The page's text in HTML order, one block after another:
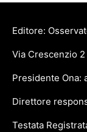
Editore:
Via Crescenzio
Presidente Ona:
Direttore
Testata